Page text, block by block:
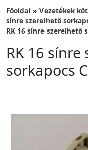
Főoldal Vezetékek
sínre szerelhető
RK 16 sínre szerelhető
RK 16
sorkapocs